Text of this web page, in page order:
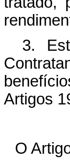
3.
Artigos
O